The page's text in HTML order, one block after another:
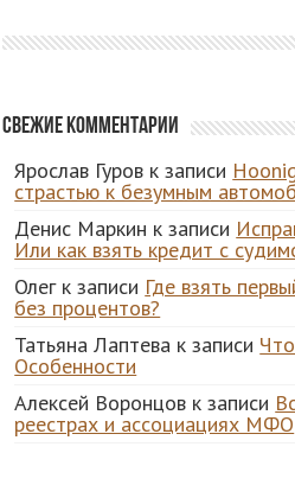
Свежие комментарии
Ярослав Гуров к записи
страстью к безумным
Денис Маркин к записи
Или как взять кредит с
Олегк записи Где взять
без процентов?
Татьяна Лаптева к записи
Особенности
Алексей Воронцов к записи
реестрах и ассоциациях МФО